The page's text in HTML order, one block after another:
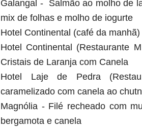
Galangal - ­ Salmão ao molho de
mix de folhas e molho de iogurte
Hotel Continental (café da
Hotel Continental (Restaurante
Cristais de Laranja com Canela
Hotel Laje de Pedra
caramelizado com canela ao
Magnólia - Filé recheado com
bergamota e canela